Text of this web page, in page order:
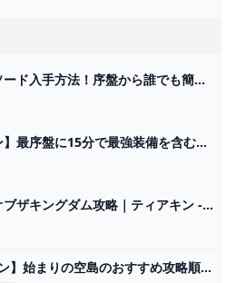
【ティアキン】マスターソード入手方法！序盤から誰でも簡単に！分かりやすく徹底解説！【ゼルダの伝説ティアーズオブザキングダム】 - YouTube
【ゼルダの伝説ティアキン】最序盤に15分で最強装備を含む全身装備をコンプリートするルート紹介！（TotK、ティアーズオブザキングダム） - YouTube
ゼルダの伝説ティアーズオブザキングダム攻略｜ティアキン - アルテマ
【ティアキン】始まりの空島のおすすめ攻略順とマップ一覧【ゼルダの伝説ティアーズオブザキングダム】 - 神ゲー攻略